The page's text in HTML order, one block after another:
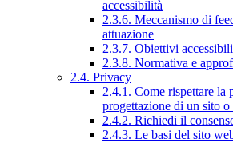
accessibilità
2.3.6. Meccanismo di
attuazione
2.3.7. Obiettivi
2.3.8. Normativa e
2.4. Privacy
2.4.1. Come rispettare la
progettazione di un sito
2.4.2. Richiedi il
2.4.3. Le basi del sito